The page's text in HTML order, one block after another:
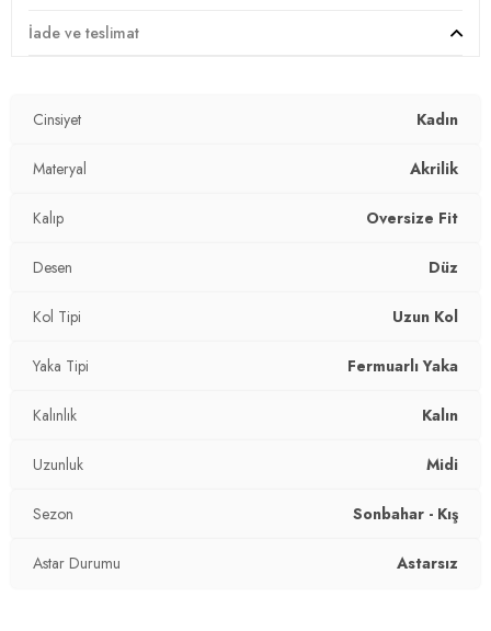
Detay :
Üretim Yeri :
İade ve teslimat
Cinsiyet Kadın
Materyal Akrilik
Kalıp Oversize Fit
Desen Düz
Kol Tipi Uzun Kol
Yaka Tipi Fermuarlı Yaka
Kalınlık Kalın
Uzunluk Midi
Sezon Sonbahar - Kış
Astar Durumu Astarsız